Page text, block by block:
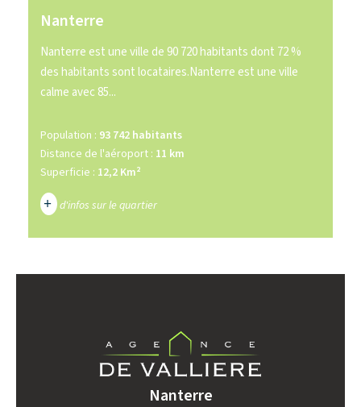
Nanterre
Nanterre est une ville de 90 720 habitants dont 72 %
des habitants sont locataires.Nanterre est une ville
calme avec 85...
Population : 93 742 habitants
Distance de l'aéroport : 11 km
Superficie : 12,2 Km²
+ d'infos sur le quartier
TAUX DE PROPRIÉTAIRES TAUX D'HABITATION
TAXE FONCIÈRE
PART DES MÉNAGES SANS
VOITURE
Nanterre